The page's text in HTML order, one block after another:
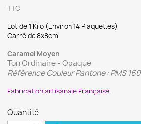
TTC
Lot de 1 Kilo (Environ 14 Plaquettes)
Carré de 8x8cm
Caramel Moyen
Ton Ordinaire - Opaque
Référence Couleur Pantone : PMS 160
Fabrication artisanale Française.
Quantité